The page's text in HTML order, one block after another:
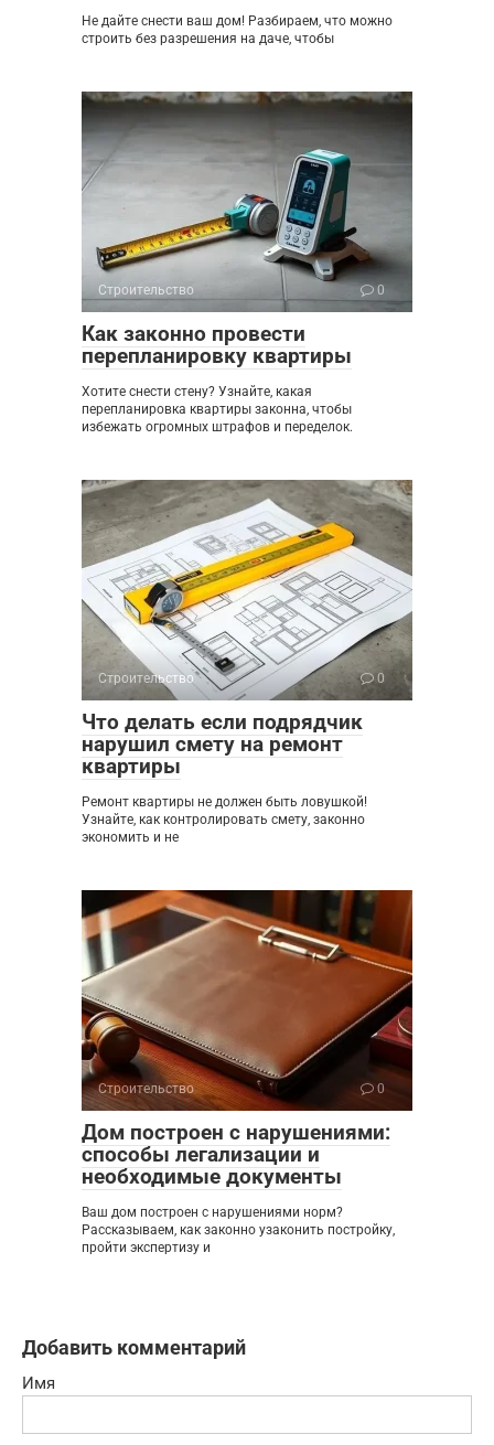
Не дайте снести ваш дом! Разбираем, что можно
строить без разрешения на даче, чтобы
Строительство 0
Как законно провести
перепланировку квартиры
Хотите снести стену? Узнайте, какая
перепланировка квартиры законна, чтобы
избежать огромных штрафов и переделок.
Строительство 0
Что делать если подрядчик
нарушил смету на ремонт
квартиры
Ремонт квартиры не должен быть ловушкой!
Узнайте, как контролировать смету, законно
экономить и не
Строительство 0
Дом построен с нарушениями:
способы легализации и
необходимые документы
Ваш дом построен с нарушениями норм?
Рассказываем, как законно узаконить постройку,
пройти экспертизу и
Добавить комментарий
Имя